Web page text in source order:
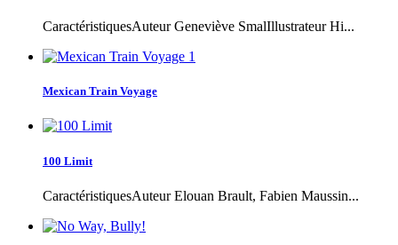
CaractéristiquesAuteur Geneviève SmalIllustrateur Hi...
Mexican Train Voyage
100 Limit
CaractéristiquesAuteur Elouan Brault, Fabien Maussin...